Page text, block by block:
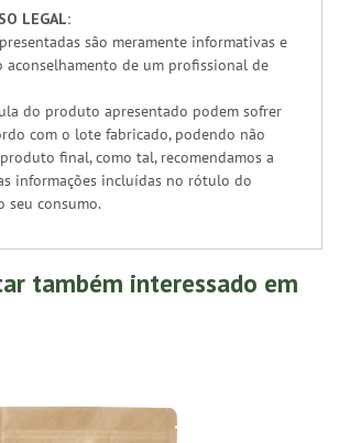
LEGAL:
são meramente informativas e
aconselhamento de um profissional de
do produto apresentado podem sofrer
com o lote fabricado, podendo não
final, como tal, recomendamos a
informações incluídas no rótulo do
seu consumo.
também interessado em